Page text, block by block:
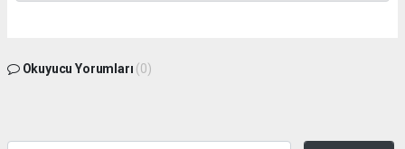
Okuyucu Yorumları (0)